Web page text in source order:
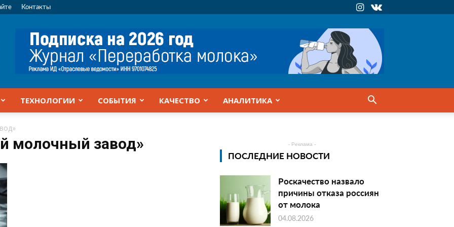
Контакты
ТЕХНОЛОГИИ СОБЫТИЯ КАЧЕСТВО АНАЛИТИКА
молочный завод» - Реклама -
ПОСЛЕДНИЕ НОВОСТИ
Роскачество назвало
причины отказа россиян
от молока
04.08.2026